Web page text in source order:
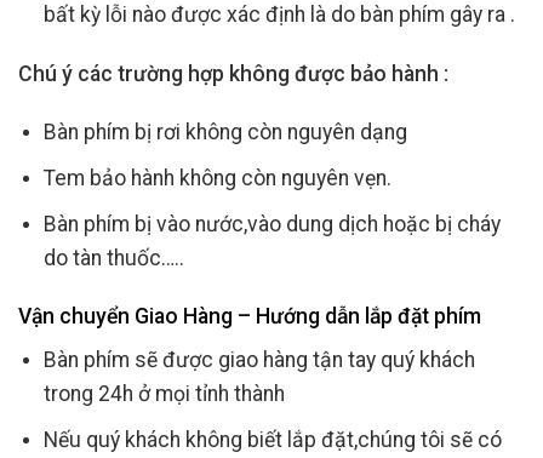
bất kỳ lỗi nào được xác định là do bàn phím gây ra .
Chú ý các trường hợp không được bảo hành :
Bàn phím bị rơi không còn nguyên dạng
Tem bảo hành không còn nguyên vẹn.
Bàn phím bị vào nước,vào dung dịch hoặc bị cháy
do tàn thuốc…..
Vận chuyển Giao Hàng – Hướng dẫn lắp đặt phím
Bàn phím sẽ được giao hàng tận tay quý khách
trong 24h ở mọi tỉnh thành
Nếu quý khách không biết lắp đặt,chúng tôi sẽ có